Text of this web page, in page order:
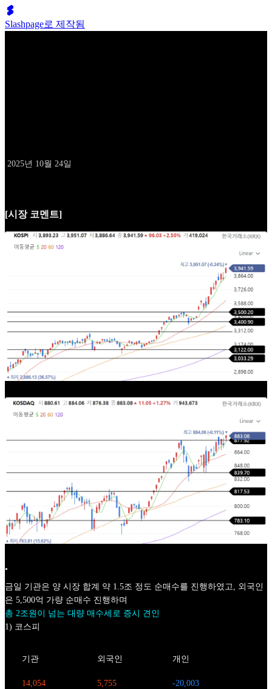
Slashpage로 제작됨
2025년 10월 24일
[시장 코멘트]
•
금일 기관은 양 시장 합계 약 1.5조 정도 순매수를 진행하였고, 외국인
은 5,500억 가량 순매수 진행하며
총 2조원이 넘는 대량 매수세로 증시 견인
1) 코스피
기관 외국인 개인
14,054 5,755 -20,003